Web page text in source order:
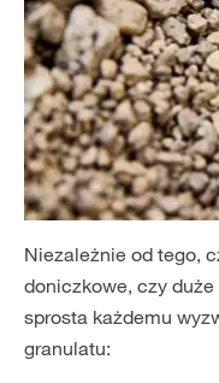
Niezależnie od tego,
doniczkowe, czy
sprosta każdemu
granulatu: